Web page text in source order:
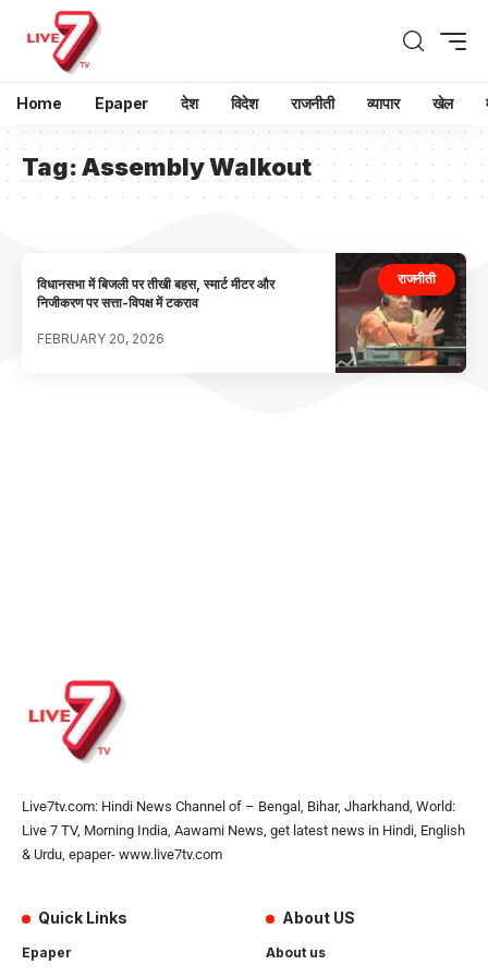
Home Epaper देश विदेश राजनीती व्यापार खेल
Tag:Assembly Walkout
राजनीती
विधानसभा में बिजली पर तीखी बहस, स्मार्ट मीटर और
निजीकरण पर सत्ता-विपक्ष में टकराव
FEBRUARY 20, 2026
Live7tv.com: Hindi News Channel of – Bengal, Bihar, Jharkhand, World:
Live 7 TV, Morning India, Aawami News, get latest news in Hindi, English
& Urdu, epaper- www.live7tv.com
Quick Links
Epaper
About US
About us